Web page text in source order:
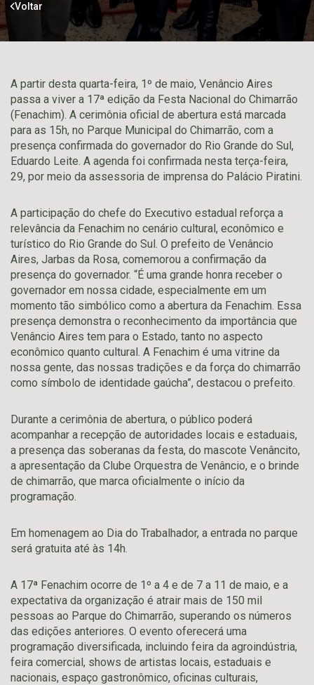
Voltar
A partir desta quarta-feira, 1º de maio, Venâncio Aires
passa a viver a 17ª edição da Festa Nacional do Chimarrão
(Fenachim). A cerimônia oficial de abertura está marcada
para as 15h, no Parque Municipal do Chimarrão, com a
presença confirmada do governador do Rio Grande do Sul,
Eduardo Leite. A agenda foi confirmada nesta terça-feira,
29, por meio da assessoria de imprensa do Palácio Piratini.
A participação do chefe do Executivo estadual reforça a
relevância da Fenachim no cenário cultural, econômico e
turístico do Rio Grande do Sul. O prefeito de Venâncio
Aires, Jarbas da Rosa, comemorou a confirmação da
presença do governador. “É uma grande honra receber o
governador em nossa cidade, especialmente em um
momento tão simbólico como a abertura da Fenachim. Essa
presença demonstra o reconhecimento da importância que
Venâncio Aires tem para o Estado, tanto no aspecto
econômico quanto cultural. A Fenachim é uma vitrine da
nossa gente, das nossas tradições e da força do chimarrão
como símbolo de identidade gaúcha”, destacou o prefeito.
Durante a cerimônia de abertura, o público poderá
acompanhar a recepção de autoridades locais e estaduais,
a presença das soberanas da festa, do mascote Venâncito,
a apresentação da Clube Orquestra de Venâncio, e o brinde
de chimarrão, que marca oficialmente o início da
programação.
Em homenagem ao Dia do Trabalhador, a entrada no parque
será gratuita até às 14h.
A 17ª Fenachim ocorre de 1º a 4 e de 7 a 11 de maio, e a
expectativa da organização é atrair mais de 150 mil
pessoas ao Parque do Chimarrão, superando os números
das edições anteriores. O evento oferecerá uma
programação diversificada, incluindo feira da agroindústria,
feira comercial, shows de artistas locais, estaduais e
nacionais, espaço gastronômico, oficinas culturais,